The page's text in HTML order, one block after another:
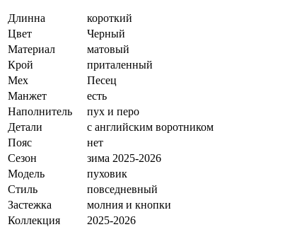
Длинна
короткий
Цвет
Черный
Материал
матовый
Крой
приталенный
Мех
Песец
Манжет
есть
Наполнитель
пух и перо
Детали
с английским воротником
Пояс
нет
Сезон
зима 2025-2026
Модель
пуховик
Стиль
повседневный
Застежка
молния и кнопки
Коллекция
2025-2026